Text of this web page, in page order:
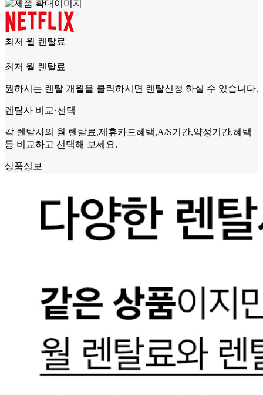
최저 월 렌탈료
최저 월 렌탈료
원하시는 렌탈 개월을 클릭하시면 렌탈신청 하실 수 있습니다.
렌탈사 비교·선택
각 렌탈사의 월 렌탈료,제휴카드혜택,A/S기간,약정기간,혜택
등 비교하고 선택해 보세요.
상품정보